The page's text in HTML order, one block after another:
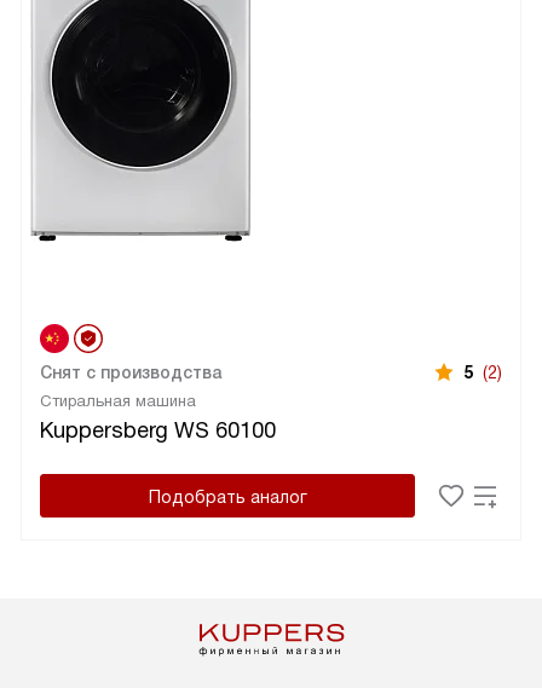
Стиральная машина
Kuppersberg WS 60100
Снят с производства 5 (2)
Подобрать аналог